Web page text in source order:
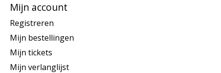
Mijn account
Registreren
Mijn bestellingen
Mijn tickets
Mijn verlanglijst